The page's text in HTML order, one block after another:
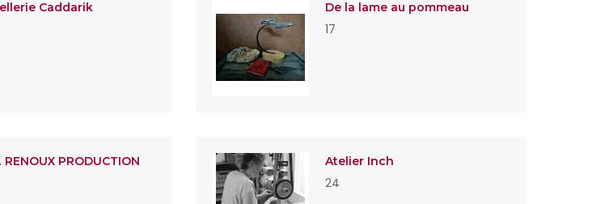
Caddarik De la lame au pommeau
17
RENOUX PRODUCTION Atelier Inch
24